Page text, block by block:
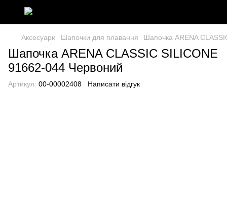
Аксесуари Шапочки для плавання Шапочка ARENA
Шапочка ARENA CLASSIC SILICONE
91662-044 Червоний
Артикул: 00-00002408 Написати відгук